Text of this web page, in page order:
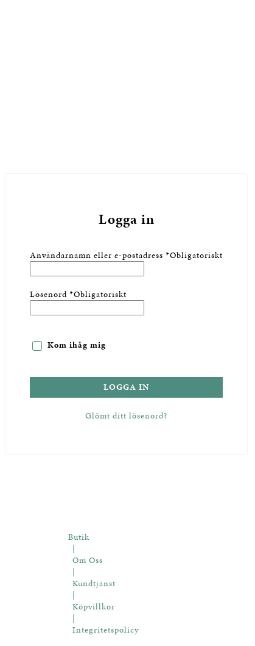
Logga in
Användarnamn eller e-postadress *Obligatoriskt
Lösenord *Obligatoriskt
Kom ihåg mig
LOGGA IN
Glömt ditt lösenord?
Butik
|
Om Oss
|
Kundtjänst
|
Köpvillkor
|
Integritetspolicy